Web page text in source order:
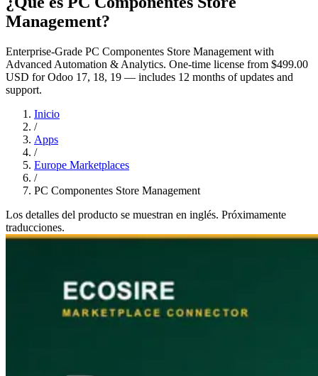
Management?
Enterprise-Grade PC Componentes Store Management with
Advanced Automation & Analytics. One-time license from $499.00
USD for Odoo 17, 18, 19 — includes 12 months of updates and
support.
Inicio
/
Apps
/
Europe Marketplaces
/
PC Componentes Store Management
Los detalles del producto se muestran en inglés. Próximamente
traducciones.